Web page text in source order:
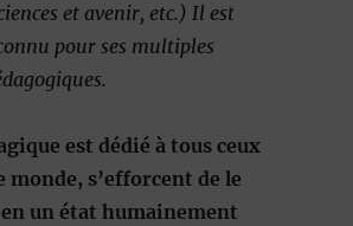
et avenir, etc.) Il est
pour ses multiples
est dédié à tous ceux
monde, s’efforcent de le
un état humainement